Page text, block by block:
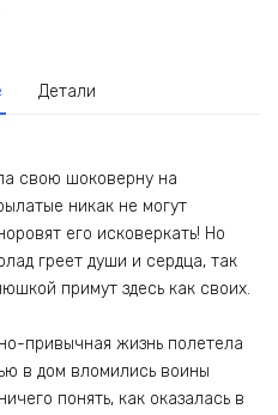
Детали
свою шоковерну на
никак не могут
его исковеркать! Но
греет души и сердца, так
примут здесь как своих.
привычная жизнь полетела
в дом вломились воины
понять, как оказалась в